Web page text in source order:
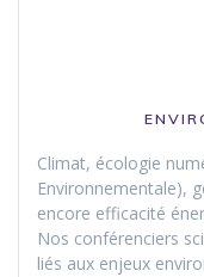
Climat, écologie
Environnementale),
encore efficacité
Nos conférenciers
liés aux enjeux